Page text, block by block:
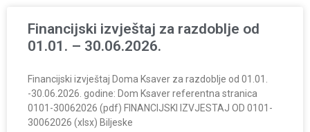
Financijski izvještaj za razdoblje od
01.01. – 30.06.2026.
Financijski izvještaj Doma Ksaver za razdoblje od 01.01.
-30.06.2026. godine: Dom Ksaver referentna stranica
0101-30062026 (pdf) FINANCIJSKI IZVJESTAJ OD 0101-
30062026 (xlsx) Biljeske